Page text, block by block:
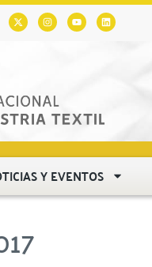
Y EVENTOS